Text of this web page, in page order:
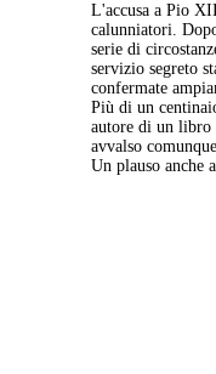
L'accusa a Pio
calunniatori.
serie di
servizio segreto
confermate
Più di un
autore di un libro
avvalso
Un plauso anche